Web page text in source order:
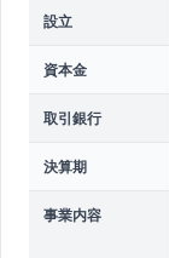
設立
資本金
取引銀行
決算期
事業内容